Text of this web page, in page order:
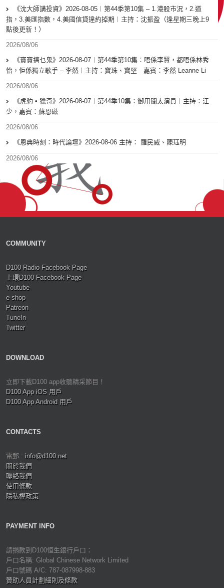
《沈大師講投資》2026-08-05︱第44季第10集 – 1.港股市況，2.道
指，3.美匯指數，4.美國信貸違約掉期︱主持：沈振盈（逢星期三晚上9
點後更新！）
2026/08/06
《寶寶搞乜鬼》2026-08-07︱第44季第10集︰唔係李賢，都唔係林秀
怡，佢係獨立歌手 – 李然︱主持：寶珠、寶堅 嘉賓：李然 Leanne Li
2026/08/06
《虎豹 • 獵奇》2026-08-07︱第44季10集：御用闊太演員︱主持：江
少，嘉賓：蘇恩磁
2026/08/06
《恩典時刻：時代論壇》2026-08-06 主持： 羅民威、陳珏明
2026/08/06
COMMUNITY
D100 Radio Facebook Page
上環D100 Facebook Page
Youtube
e-shop
Patreon
TuneIn
Twitter
DOWNLOAD
立即下載D100 app收聽精采節目！
D100 App iOS 用戶
D100 App Android 用戶
CONTACTS
電郵 : info@d100.net
關於我們
聯絡我們
使用條款
隱私權政策
PAYMENT INFO
請捐款到D100恒生銀行戶口：
戶口名稱: Global Chinese Network Limited
戶口號碼 A/C: 787-087998-883
贊助人員計劃細則及條款